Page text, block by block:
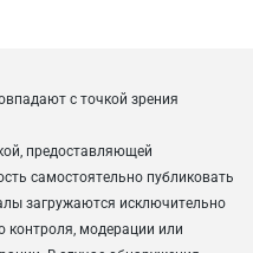
с точкой зрения
предоставляющей
самостоятельно публиковать
загружаются исключительно
контроля, модерации или